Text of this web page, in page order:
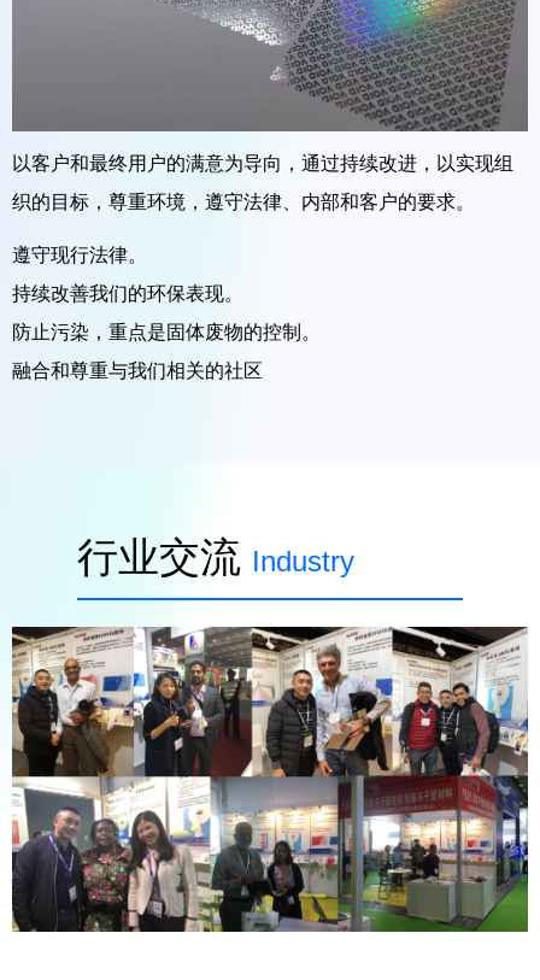
以客户和最终用户的满意为导向，通过持续改进，以实现组
织的目标，尊重环境，遵守法律、内部和客户的要求。
遵守现行法律。
持续改善我们的环保表现。
防止污染，重点是固体废物的控制。
融合和尊重与我们相关的社区
行业交流 Industry